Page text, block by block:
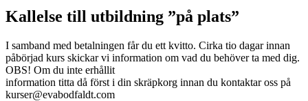
Kallelse till utbildning ”på plats”
I samband med betalningen får du ett kvitto. Cirka tio dagar innan
påbörjad kurs skickar vi information om vad du behöver ta med dig.
OBS! Om du inte erhållit
information titta då först i din skräpkorg innan du kontaktar oss på
kurser@evabodfaldt.com